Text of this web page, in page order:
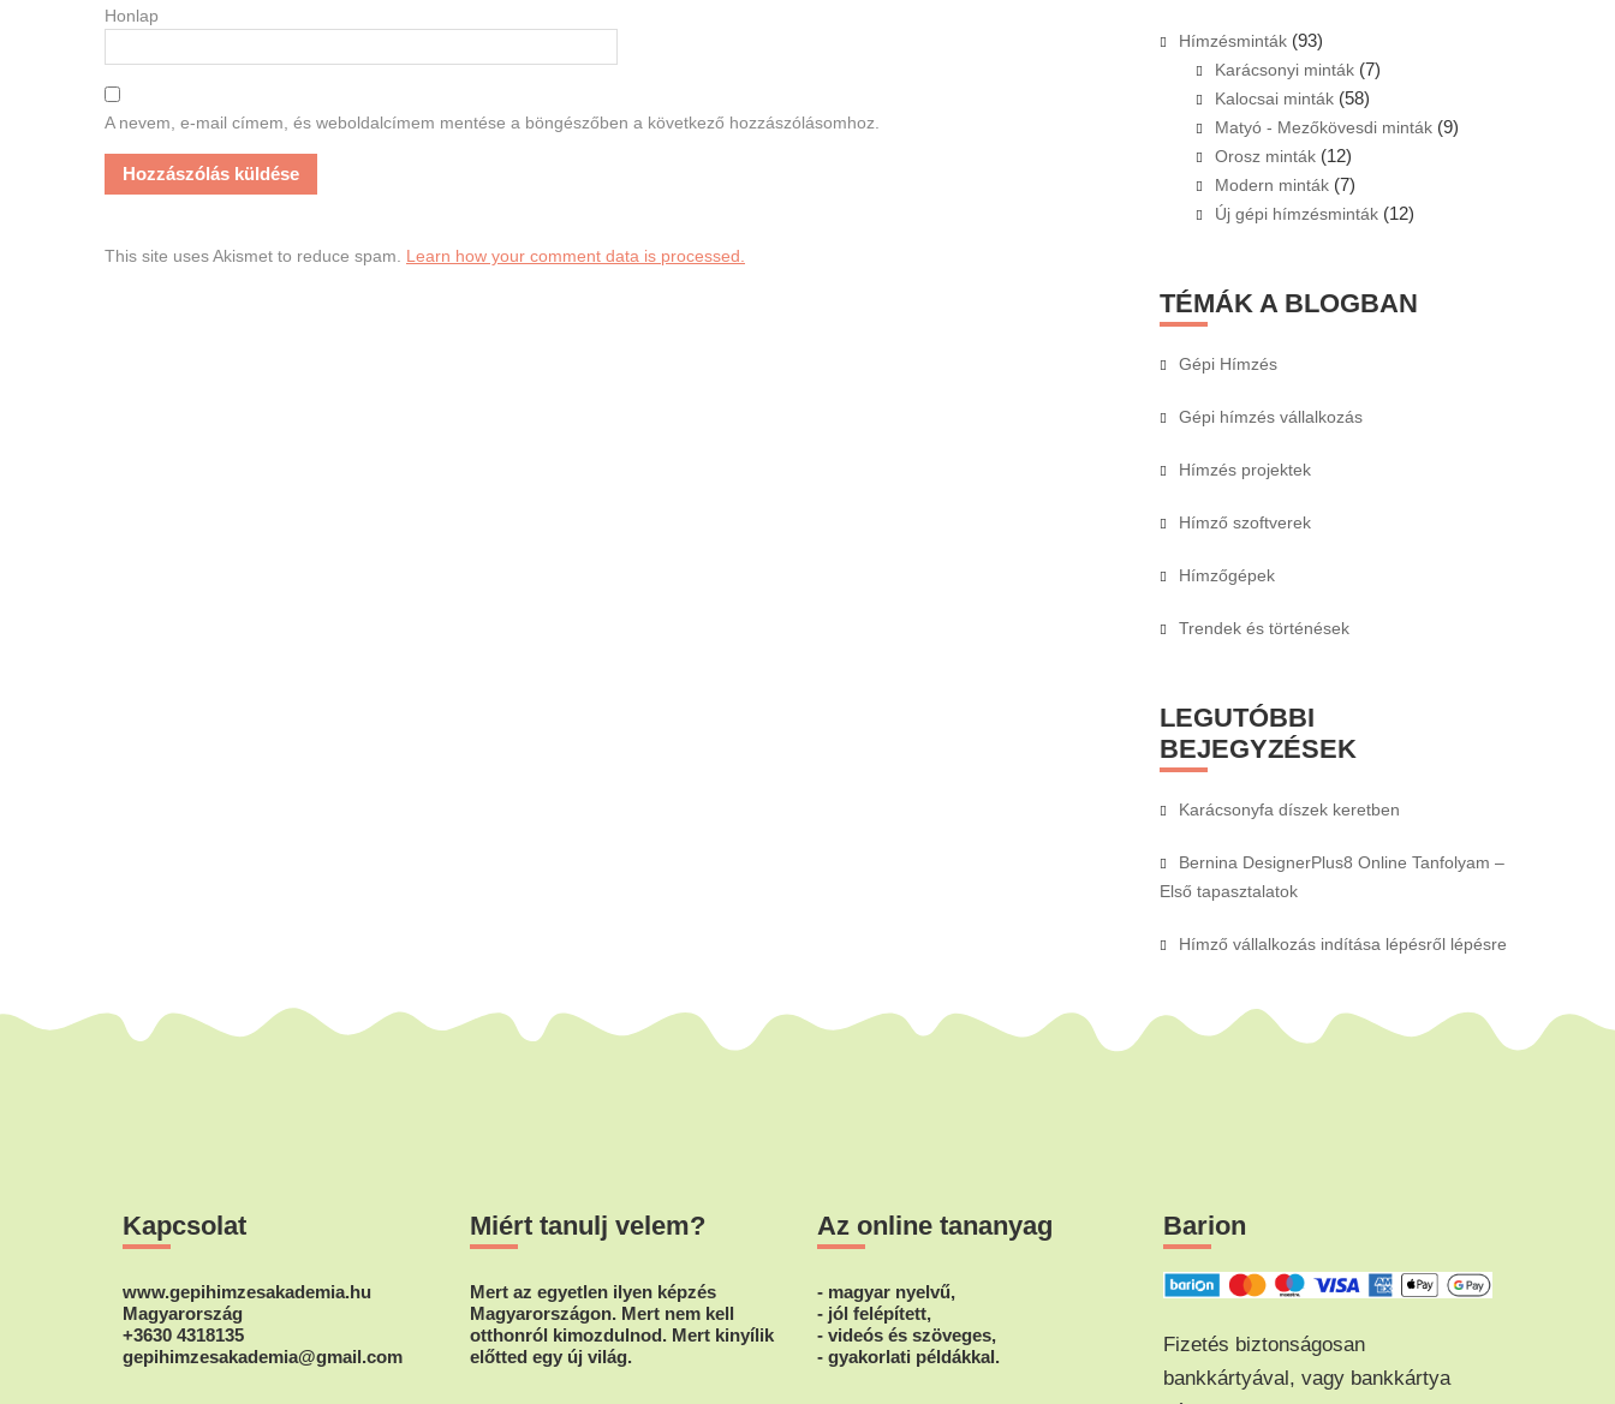
Honlap
A nevem, e-mail címem, és weboldalcímem mentése a böngészőben a következő hozzászólásomhoz.
This site uses Akismet to reduce spam. Learn how your comment data is processed.
Hímzésminták (93)
Karácsonyi minták (7)
Kalocsai minták (58)
Matyó - Mezőkövesdi minták (9)
Orosz minták (12)
Modern minták (7)
Új gépi hímzésminták (12)
TÉMÁK A BLOGBAN
Gépi Hímzés
Gépi hímzés vállalkozás
Hímzés projektek
Hímző szoftverek
Hímzőgépek
Trendek és történések
LEGUTÓBBI
BEJEGYZÉSEK
Karácsonyfa díszek keretben
Bernina DesignerPlus8 Online Tanfolyam –
Első tapasztalatok
Hímző vállalkozás indítása lépésről lépésre
Kapcsolat
www.gepihimzesakademia.hu
Magyarország
+3630 4318135
gepihimzesakademia@gmail.com
Miért tanulj velem?
Mert az egyetlen ilyen képzés
Magyarországon. Mert nem kell
otthonról kimozdulnod. Mert kinyílik
előtted egy új világ.
Az online tananyag
- magyar nyelvű,
- jól felépített,
- videós és szöveges,
- gyakorlati példákkal.
Barion
Fizetés biztonságosan
bankkártyával, vagy bankkártya